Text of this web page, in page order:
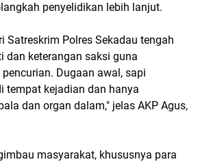
penyelidikan lebih lanjut.
Satreskrim Polres Sekadau tengah
dan keterangan saksi guna
Dugaan awal, sapi
tempat kejadian dan hanya
dan organ dalam," jelas AKP Agus,
masyarakat, khususnya para